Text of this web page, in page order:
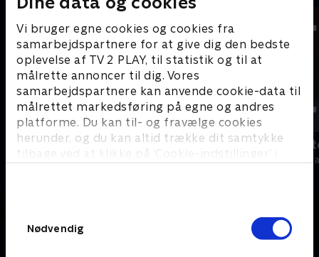
Vi bruger egne cookies og cookies fra
samarbejdspartnere for at give dig den bedste
oplevelse af TV 2 PLAY, til statistik og til at
målrette annoncer til dig. Vores
samarbejdspartnere kan anvende cookie-data til
målrettet markedsføring på egne og andres
platforme. Du kan til- og fravælge cookies
herunder, og du kan altid trække dit samtykke
tilbage ved at klikke på ’Cookie-indstillinger’ i
Nødvendig
19 News
Nyheder Nyheder &